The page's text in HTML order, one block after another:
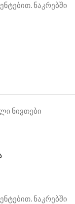
ნაკრებში
ნივთები
ნაკრებში